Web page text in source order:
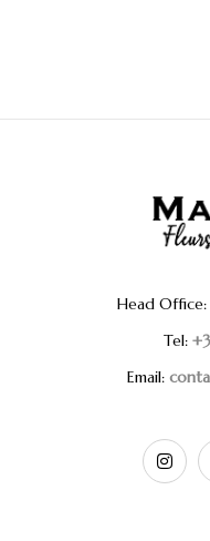
Head Office:
Tel:
Email: